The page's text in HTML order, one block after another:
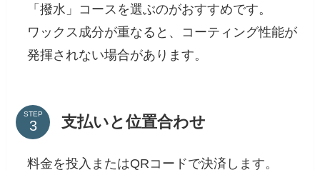
「撥水」コースを選ぶのがおすすめです。
ワックス成分が重なると、コーティング性能が
発揮されない場合があります。
STEP 支払いと位置合わせ
料金を投入またはQRコードで決済します。